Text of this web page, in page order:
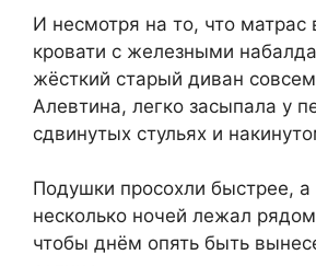
И несмотря на то, что матрас
кровати с железными
жёсткий старый диван
Алевтина, легко засыпала у
сдвинутых стульях и
Подушки просохли быстрее, а
несколько ночей лежал
чтобы днём опять быть